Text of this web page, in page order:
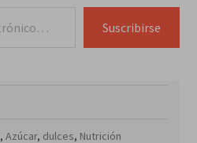
Suscribirse
, Azúcar, dulces, Nutrición